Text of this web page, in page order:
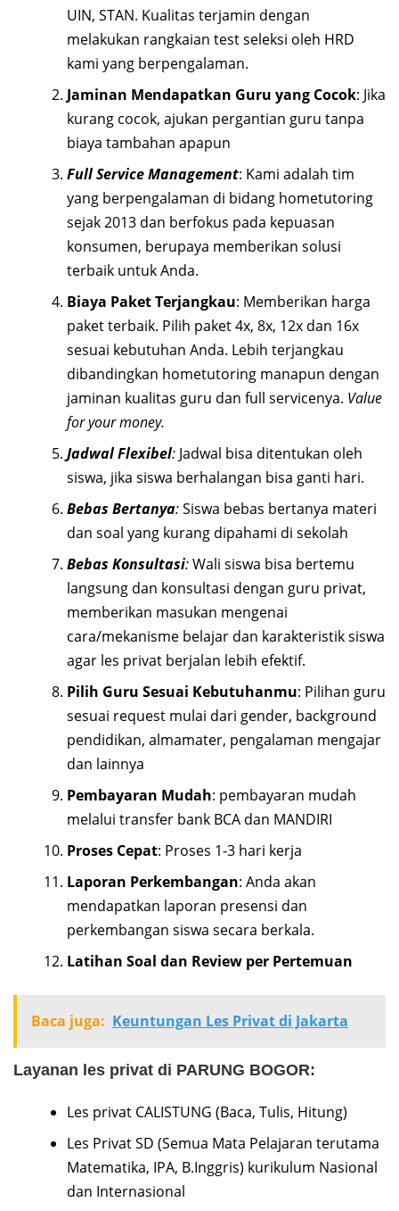
UIN, STAN. Kualitas terjamin dengan
melakukan rangkaian test seleksi oleh HRD
kami yang berpengalaman.
Jaminan Mendapatkan Guru yang Cocok: Jika
kurang cocok, ajukan pergantian guru tanpa
biaya tambahan apapun
Full Service Management: Kami adalah tim
yang berpengalaman di bidang hometutoring
sejak 2013 dan berfokus pada kepuasan
konsumen, berupaya memberikan solusi
terbaik untuk Anda.
Biaya Paket Terjangkau: Memberikan harga
paket terbaik. Pilih paket 4x, 8x, 12x dan 16x
sesuai kebutuhan Anda. Lebih terjangkau
dibandingkan hometutoring manapun dengan
jaminan kualitas guru dan full servicenya. Value
for your money.
Jadwal Flexibel: Jadwal bisa ditentukan oleh
siswa, jika siswa berhalangan bisa ganti hari.
Bebas Bertanya:Siswa bebas bertanya materi
dan soal yang kurang dipahami di sekolah
Bebas Konsultasi:Wali siswa bisa bertemu
langsung dan konsultasi dengan guru privat,
memberikan masukan mengenai
cara/mekanisme belajar dan karakteristik siswa
agar les privat berjalan lebih efektif.
Pilih Guru Sesuai Kebutuhanmu: Pilihan guru
sesuai request mulai dari gender, background
pendidikan, almamater, pengalaman mengajar
dan lainnya
Pembayaran Mudah: pembayaran mudah
melalui transfer bank BCA dan MANDIRI
Proses Cepat: Proses 1-3 hari kerja
Laporan Perkembangan: Anda akan
mendapatkan laporan presensi dan
perkembangan siswa secara berkala.
Latihan Soal dan Review per Pertemuan
Baca juga: Keuntungan Les Privat di Jakarta
Layanan les privat di PARUNG BOGOR:
Les privat CALISTUNG (Baca, Tulis, Hitung)
Les Privat SD (Semua Mata Pelajaran terutama
Matematika, IPA, B.Inggris) kurikulum Nasional
dan Internasional